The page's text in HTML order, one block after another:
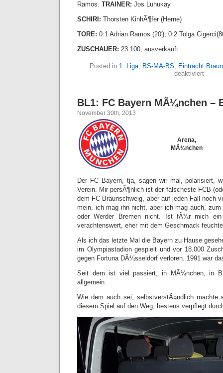
Ramos. TRAINER: Jos Luhukay
SCHIRI: Thorsten KinhÃ¶fer (Herne)
TORE: 0:1 Adrian Ramos (20′), 0:2 Tolga
ZUSCHAUER: 23.100, ausverkauft
Posted in 1. Liga, BS-MA-BS, Eintracht
deaktiviertfür
Hertha
BSC
BL1: FC Bayern MÃ¼nchen –
November 30th, 2013
Arena,
MÃ¼nchen
Der FC Bayern, tja, sagen wir mal, polarisiert,
Verein. Mir persÃ¶nlich ist der falscheste FCB
dem FC Braunschweig, aber auf jeden Fall noch
mein, ich mag ihn nicht, aber ich mag auch,
oder Werder Bremen nicht. Ist fÃ¼r mich ein
verachtenswert, eher mit dem Geschmack
Als ich das letzte Mal die Bayern zu Hause
im Olympiastadion gespielt und vor 18.000
gegen Fortuna DÃ¼sseldorf verloren. 1991 war
Seit dem ist viel passiert, in MÃ¼nchen, in
allgemein.
Wie dem auch sei, selbstverstÃ¤ndlich machte
diesem Spiel auf den Weg, bestens verpflegt